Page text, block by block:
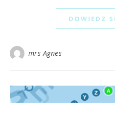
DOWIEDZ
mrs Agnes